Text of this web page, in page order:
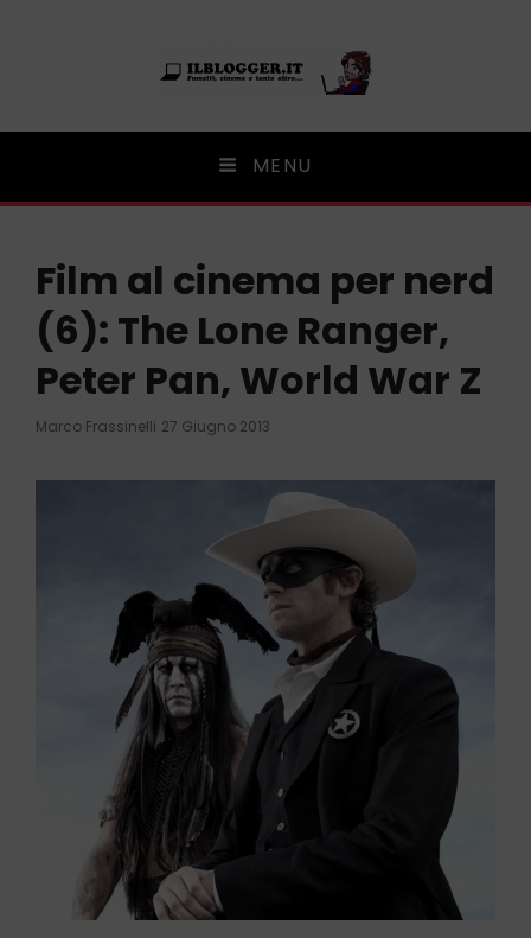
Ilblogger.it
Il portalino di blog | MENU
Film al cinema per nerd
(6): The Lone Ranger,
Peter Pan, World War Z
Marco Frassinelli Posted
27 Giugno 2013